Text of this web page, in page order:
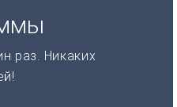
раз. Никаких